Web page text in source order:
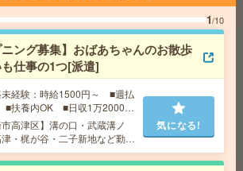
談OK！》北鎌倉駅から徒歩圏内！長
]
収例 227,500円
15分、大船駅民間バス10分 ※
歩１分（車・バイク・自転車
気になる!
1/10
ニング募集】おばあちゃんのお散歩
仕事の1つ[派遣]
未経験：時給1500円～ ■週払
扶養内OK ■日収1万2000円
市高津区】溝の口・武蔵溝ノ
・梶が谷・二子新地など勤務
気になる!